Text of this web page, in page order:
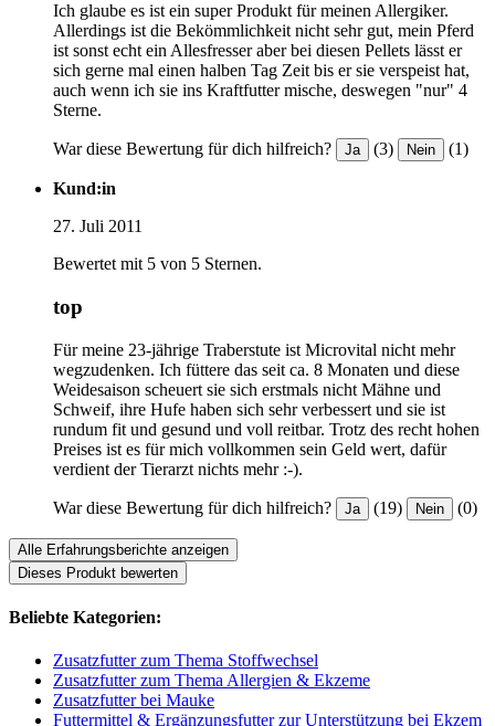
Ich glaube es ist ein super Produkt für meinen Allergiker.
Allerdings ist die Bekömmlichkeit nicht sehr gut, mein Pferd
ist sonst echt ein Allesfresser aber bei diesen Pellets lässt er
sich gerne mal einen halben Tag Zeit bis er sie verspeist hat,
auch wenn ich sie ins Kraftfutter mische, deswegen "nur" 4
Sterne.
War diese Bewertung für dich hilfreich? Ja (3) Nein (1)
Kund:in
27. Juli 2011
Bewertet mit 5 von 5 Sternen.
top
Für meine 23-jährige Traberstute ist Microvital nicht mehr
wegzudenken. Ich füttere das seit ca. 8 Monaten und diese
Weidesaison scheuert sie sich erstmals nicht Mähne und
Schweif, ihre Hufe haben sich sehr verbessert und sie ist
rundum fit und gesund und voll reitbar. Trotz des recht hohen
Preises ist es für mich vollkommen sein Geld wert, dafür
verdient der Tierarzt nichts mehr :-).
War diese Bewertung für dich hilfreich? Ja (19) Nein (0)
Alle Erfahrungsberichte anzeigen
Dieses Produkt bewerten
Beliebte Kategorien:
Zusatzfutter zum Thema Stoffwechsel
Zusatzfutter zum Thema Allergien & Ekzeme
Zusatzfutter bei Mauke
Futtermittel & Ergänzungsfutter zur Unterstützung bei Ekzem